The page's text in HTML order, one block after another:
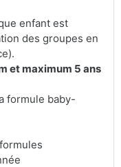
enfant est
des groupes en
et maximum 5 ans
formule baby-